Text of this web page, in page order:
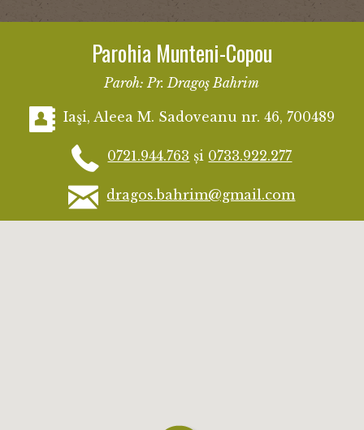
Parohia Munteni-Copou
Paroh: Pr. Dragoş Bahrim
Iaşi, Aleea M. Sadoveanu nr. 46, 700489
0721.944.763 și 0733.922.277
dragos.bahrim@gmail.com